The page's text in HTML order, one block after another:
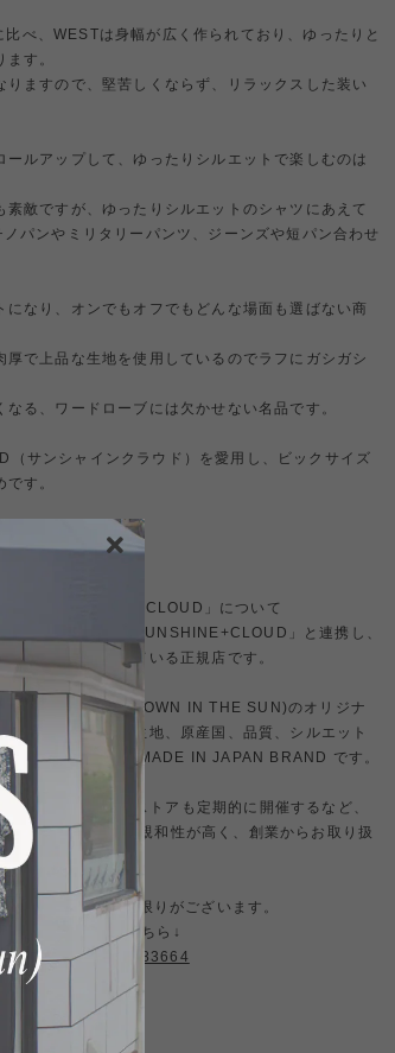
べ、WESTは身幅が広く作られており、ゆったりと
す。
りますので、堅苦しくならず、リラックスした装い
ールアップして、ゆったりシルエットで楽しむのは
素敵ですが、ゆったりシルエットのシャツにあえて
パンやミリタリーパンツ、ジーンズや短パン合わせ
なり、オンでもオフでもどんな場面も選ばない商
厚で上品な生地を使用しているのでラフにガシガシ
る、ワードローブには欠かせない名品です。
（サンシャインクラウド）を愛用し、ビックサイズ
す。
ンド「SUNSHINE+CLOUD」について
イルショップ「SUNSHINE+CLOUD」と連携し、
ズを製作、販売している正規店です。
IN THE SUN)のオリジナ
在まで変わらず、生地、原産国、品質、シルエット
丁寧に製作された MADE IN JAPAN BRAND です。
のポップアップストアも定期的に開催するなど、
スタイルとの親和性が高く、創業からお取り扱
ますので、数に限りがございます。
LTD商品はこちら↓
categories/3283664